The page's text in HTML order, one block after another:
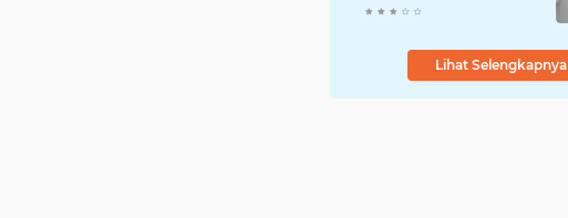
Awards 2026
Lihat Selengkapnya